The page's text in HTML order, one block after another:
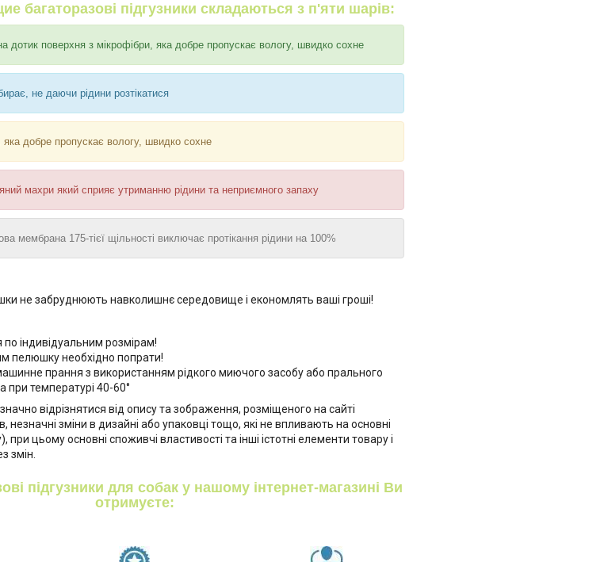
багаторазові підгузники складаються з п'яти шарів:
дотик поверхня з мікрофібри, яка добре пропускає вологу, швидко сохне
не даючи рідини розтікатися
яка добре пропускає вологу, швидко сохне
махри який сприяє утриманню рідини та неприємного запаху
мембрана 175-тієї щільності виключає протікання рідини на 100%
не забруднюють навколишнє середовище і економлять ваші гроші!
індивідуальним розмірам!
пелюшку необхiдно попрати!
прання з використанням рідкого миючого засобу або прального
при температурі 40-60°
відрізнятися від опису та зображення, розміщеного на сайті
незначні зміни в дизайні або упаковці тощо, які не впливають на основні
при цьому основні споживчі властивості та інші істотні елементи товару і
змін.
підгузники для собак у нашому інтернет-магазині Ви
отримуєте: